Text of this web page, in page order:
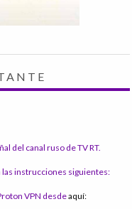
del canal ruso de TV RT.
las instrucciones siguientes:
VPN desdeaquí: